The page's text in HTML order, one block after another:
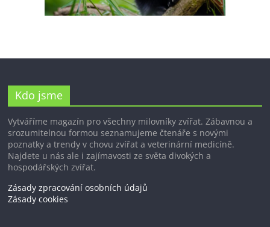
Kdo jsme
Vytváříme magazín pro všechny milovníky zvířat. Zábavnou a
srozumitelnou formou seznamujeme čtenáře s novými
poznatky a trendy v chovu zvířat a veterinární medicíně.
Najdete u nás ale i zajímavosti ze světa divokých a
hospodářských zvířat.
Zásady zpracování osobních údajů
Zásady cookies